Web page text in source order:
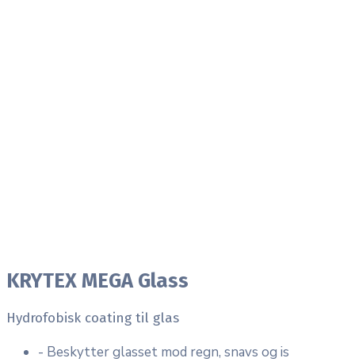
KRYTEX MEGA Glass
Hydrofobisk coating til glas
- Beskytter glasset mod regn, snavs og is